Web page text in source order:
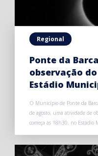
Regional
Ponte da
observação
Estádio
O Município de Ponte da
de agosto, uma atividade de
começa às 18h30, no